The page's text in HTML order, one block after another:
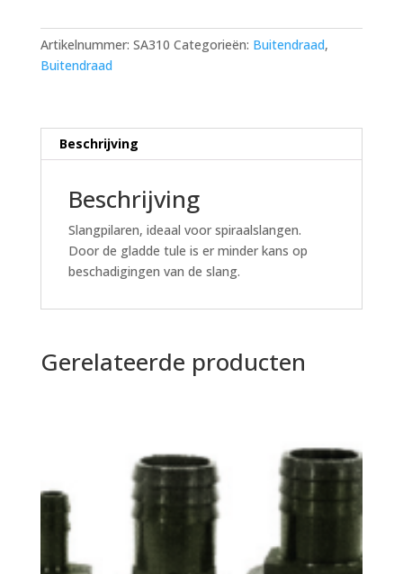
mm
Tule
aantal
Artikelnummer: SA310 Categorieën: Buitendraad,
Buitendraad
Beschrijving
Beschrijving
Slangpilaren, ideaal voor spiraalslangen.
Door de gladde tule is er minder kans op
beschadigingen van de slang.
Gerelateerde producten